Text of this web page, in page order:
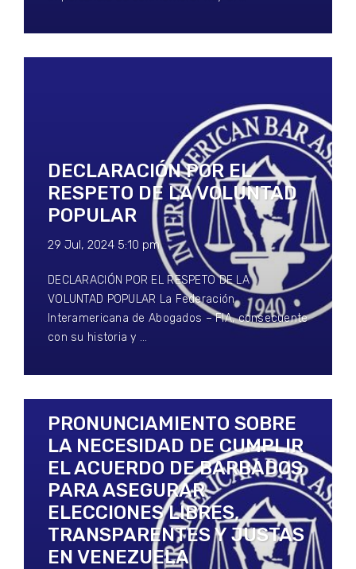
DECLARACIÓN POR EL
RESPETO DE LA VOLUNTAD
POPULAR
29 Jul, 2024 5:10 pm
DECLARACIÓN POR EL RESPETO DE LA
VOLUNTAD POPULAR La Federación
Interamericana de Abogados – FIA, consecuente
con su historia y …
PRONUNCIAMIENTO SOBRE
LA NECESIDAD DE CUMPLIR
EL ACUERDO DE BARBADOS
PARA ASEGURAR
ELECCIONES LIBRES,
TRANSPARENTES Y JUSTAS
EN VENEZUELA